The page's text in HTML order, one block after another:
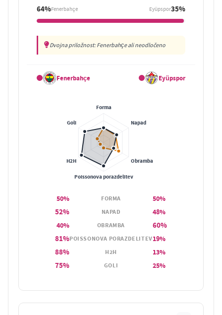
64%Fenerbahçe Eyüpspor35%
Dvojna priložnost: Fenerbahçe ali neodločeno
Fenerbahçe Eyüpspor
50% FORMA 50%
52% NAPAD
48%
40%
OBRAMBA
60%
81%POISSONOVA PORAZDELITEV19%
88% H2H 13%
75% GOLI 25%